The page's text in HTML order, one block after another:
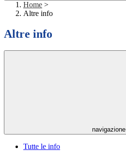
Home >
Altre info
Altre info
navigazione
Tutte le info